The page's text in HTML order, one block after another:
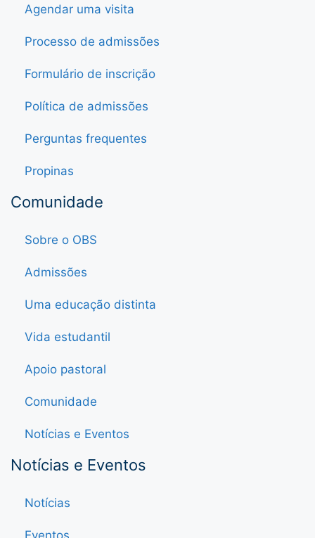
Agendar uma visita
Processo de admissões
Formulário de inscrição
Política de admissões
Perguntas frequentes
Propinas
Comunidade
Sobre o OBS
Admissões
Uma educação distinta
Vida estudantil
Apoio pastoral
Comunidade
Notícias e Eventos
Notícias e Eventos
Notícias
Eventos